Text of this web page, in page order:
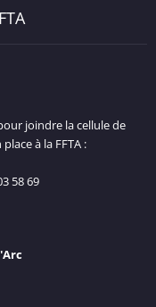
joindre la cellule de
à la FFTA :
58 69